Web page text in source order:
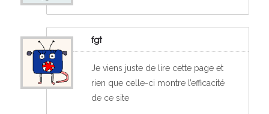
fgt
Je viens juste de lire cette page et
rien que celle-ci montre l’efficacité
de ce site